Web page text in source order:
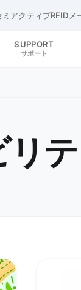
ミアクティブRFID
SUPPORT
サポート